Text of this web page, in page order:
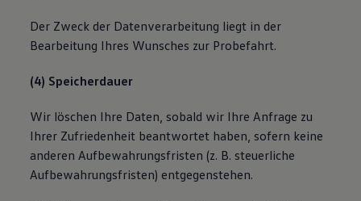
Der Zweck der Datenverarbeitung liegt in der
Bearbeitung Ihres Wunsches zur Probefahrt.
(4) Speicherdauer
Wir löschen Ihre Daten, sobald wir Ihre Anfrage zu
Ihrer Zufriedenheit beantwortet haben, sofern keine
anderen Aufbewahrungsfristen (z. B. steuerliche
Aufbewahrungsfristen) entgegenstehen.